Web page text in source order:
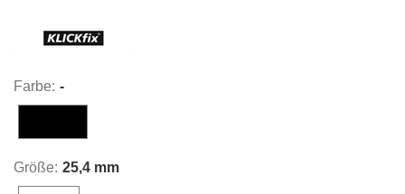
Farbe: -
Größe: 25,4 mm